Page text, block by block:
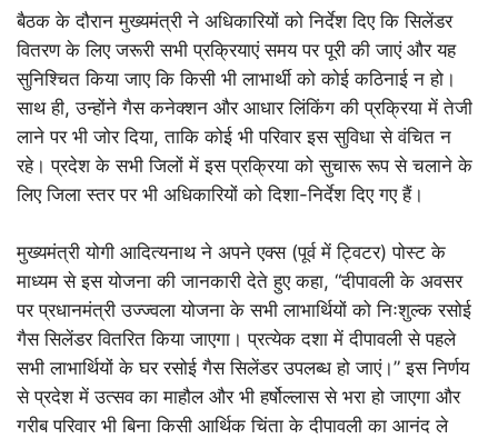
बैठक के दौरान मुख्यमंत्री ने अधिकारियों को निर्देश दिए कि सिलेंडर
वितरण के लिए जरूरी सभी प्रक्रियाएं समय पर पूरी की जाएं और यह
सुनिश्चित किया जाए कि किसी भी लाभार्थी को कोई कठिनाई न हो।
साथ ही, उन्होंने गैस कनेक्शन और आधार लिंकिंग की प्रक्रिया में तेजी
लाने पर भी जोर दिया, ताकि कोई भी परिवार इस सुविधा से वंचित न
रहे। प्रदेश के सभी जिलों में इस प्रक्रिया को सुचारू रूप से चलाने के
लिए जिला स्तर पर भी अधिकारियों को दिशा-निर्देश दिए गए हैं।
मुख्यमंत्री योगी आदित्यनाथ ने अपने एक्स (पूर्व में ट्विटर) पोस्ट के
माध्यम से इस योजना की जानकारी देते हुए कहा, “दीपावली के अवसर
पर प्रधानमंत्री उज्ज्वला योजना के सभी लाभार्थियों को निःशुल्क रसोई
गैस सिलेंडर वितरित किया जाएगा। प्रत्येक दशा में दीपावली से पहले
सभी लाभार्थियों के घर रसोई गैस सिलेंडर उपलब्ध हो जाएं।” इस निर्णय
से प्रदेश में उत्सव का माहौल और भी हर्षोल्लास से भरा हो जाएगा और
गरीब परिवार भी बिना किसी आर्थिक चिंता के दीपावली का आनंद ले